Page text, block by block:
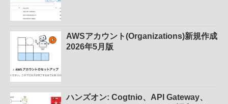
AWSアカウント(Organizations)新規作成
2026年5月版
ハンズオン: Cogtnio、API Gateway、